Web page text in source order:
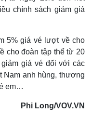
chính sách giảm giá
5% giá vé lượt về cho
cho đoàn tập thể từ 20
giá vé đối với các
Nam anh hùng, thương
em…
Phi Long/VOV.VN